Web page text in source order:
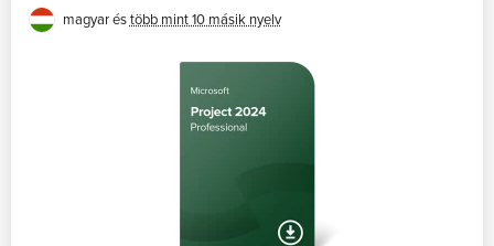
magyar éstöbb mint 10 másik nyelv